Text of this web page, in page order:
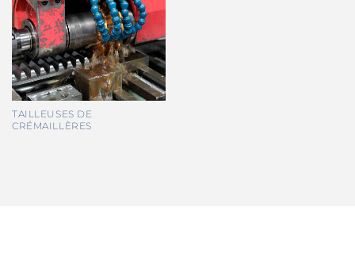
TAILLEUSES DE
CRÉMAILLÈRES